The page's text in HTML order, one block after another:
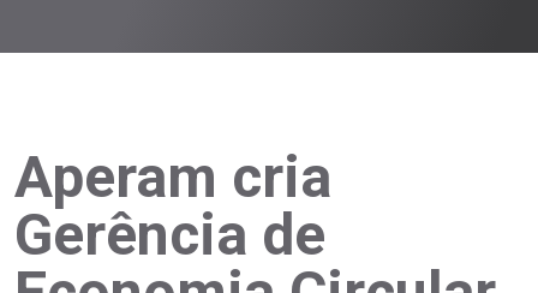
Aperam cria
Gerência de